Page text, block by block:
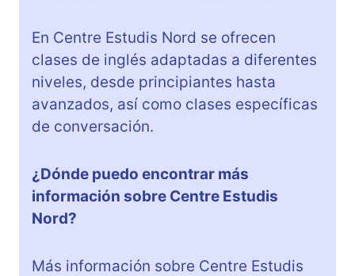
En Centre Estudis Nord se ofrecen
clases de inglés adaptadas a diferentes
niveles, desde principiantes hasta
avanzados, así como clases específicas
de conversación.
¿Dónde puedo encontrar más
información sobre Centre Estudis
Nord?
Más información sobre Centre Estudis